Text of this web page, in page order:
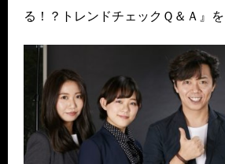
る！？トレンドチェックＱ＆Ａ』